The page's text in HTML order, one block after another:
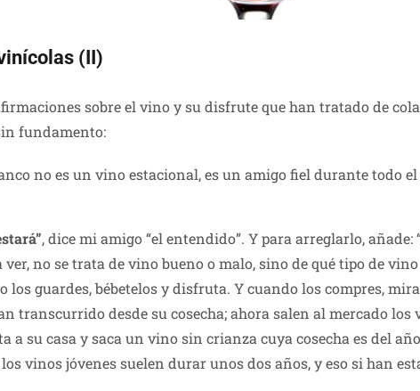
(II)
sobre el vino y su disfrute que han tratado de
fundamento:
no es un vino estacional, es un amigo fiel durante todo
, dice mi amigo “el entendido”. Y para arreglarlo,
no se trata de vino bueno o malo, sino de qué tipo de
guardes, bébetelos y disfruta. Y cuando los compres,
transcurrido desde su cosecha; ahora salen al mercado los
a su casa y saca un vino sin crianza cuya cosecha es del
vinos jóvenes suelen durar unos dos años, y eso si han